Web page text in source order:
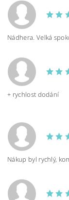
Nádhera. Velká
+ rychlost dodání
Nákup byl rychlý,